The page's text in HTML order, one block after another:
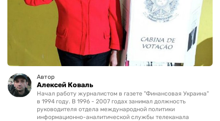
Автор
Алексей Коваль
Начал работу журналистом в газете "Финансовая Украина"
в 1994 году. В 1996 - 2007 годах занимал должность
руководителя отдела международной политики
информационно-аналитической службы телеканала